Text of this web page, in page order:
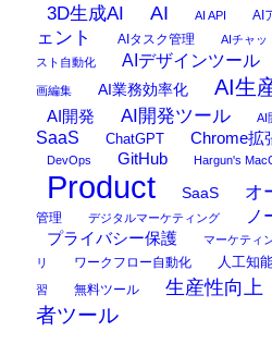
3D生成AI AI AI API AI
ェント
AIタスク管理 AIチャッ
スト自動化
AIデザインツール
画編集 AI業務効率化 AI生
AI開発 AI開発ツール AI
SaaS
ChatGPT Chrome拡
DevOps GitHub Hargun's
Product SaaS オ
管理
デジタルマーケティング ノ
プライバシー保護 マーケティ
リ
ワークフロー自動化 人工知
習 無料ツール 生産性向上
者ツール